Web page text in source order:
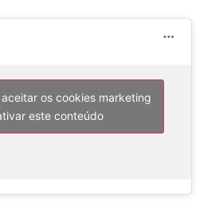
os cookies marketing
este conteúdo